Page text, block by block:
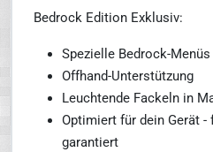
Bedrock Edition Exklusiv:
Spezielle Bedrock-Menüs
Offhand-Unterstützung
Leuchtende Fackeln in
Optimiert für dein Gerät
garantiert